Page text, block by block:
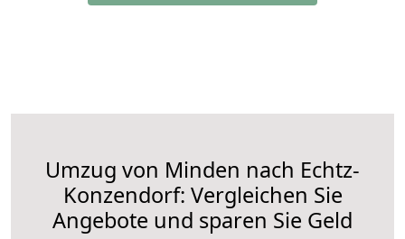
Umzug von Minden nach Echtz-
Konzendorf: Vergleichen Sie
Angebote und sparen Sie Geld